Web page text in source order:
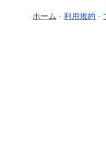
ホーム - 利用規約 -